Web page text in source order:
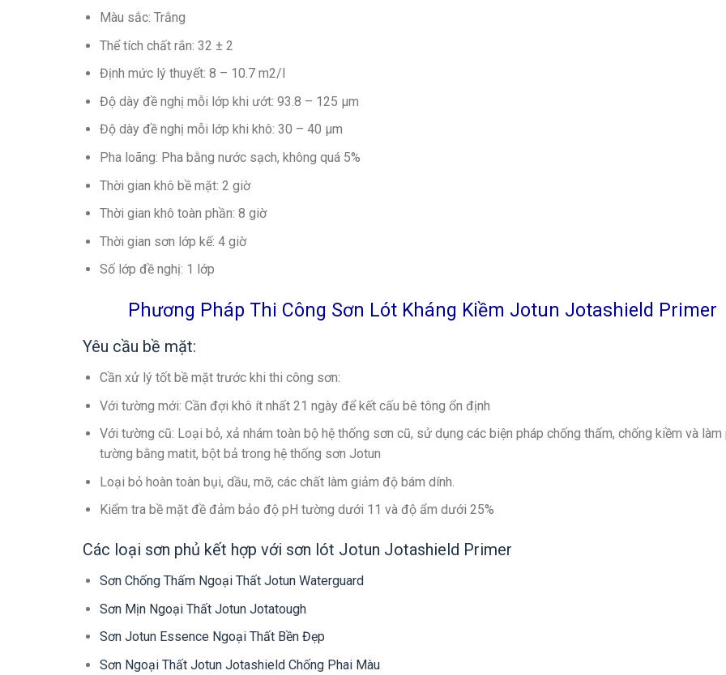
Màu sắc: Trắng
Thể tích chất rắn: 32 ± 2
Định mức lý thuyết: 8 – 10.7 m2/l
Độ dày đề nghị mỗi lớp khi ướt: 93.8 – 125 μm
Độ dày đề nghị mỗi lớp khi khô: 30 – 40 μm
Pha loãng: Pha bằng nước sạch, không quá 5%
Thời gian khô bề mặt: 2 giờ
Thời gian khô toàn phần: 8 giờ
Thời gian sơn lớp kế: 4 giờ
Số lớp đề nghị: 1 lớp
Phương Pháp Thi Công Sơn Lót Kháng Kiềm Jotun Jotashield Primer
Yêu cầu bề mặt:
Cần xử lý tốt bề mặt trước khi thi công sơn:
Với tường mới: Cần đợi khô ít nhất 21 ngày để kết cấu bê tông ổn định
Với tường cũ: Loại bỏ, xả nhám toàn bộ hệ thống sơn cũ, sử dụng các biện pháp chống thấm, chống kiềm và làm
tường bằng matit, bột bả trong hệ thống sơn Jotun
Loại bỏ hoàn toàn bụi, dầu, mỡ, các chất làm giảm độ bám dính.
Kiểm tra bề mặt đề đảm bảo độ pH tường dưới 11 và độ ẩm dưới 25%
Các loại sơn phủ kết hợp với sơn lót Jotun Jotashield Primer
Sơn Chống Thấm Ngoại Thất Jotun Waterguard
Sơn Mịn Ngoại Thất Jotun Jotatough
Sơn Jotun Essence Ngoại Thất Bền Đẹp
Sơn Ngoại Thất Jotun Jotashield Chống Phai Màu